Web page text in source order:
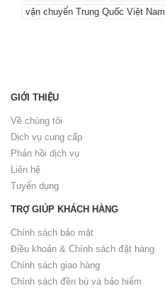
vận chuyển Trung Quốc Việt Nam
GIỚI THIỆU
Về chúng tôi
Dịch vụ cung cấp
Phản hồi dịch vụ
Liên hệ
Tuyển dụng
TRỢ GIÚP KHÁCH HÀNG
Chính sách bảo mật
Điều khoản & Chính sách đặt hàng
Chính sách giao hàng
Chính sách đền bù và bảo hiểm